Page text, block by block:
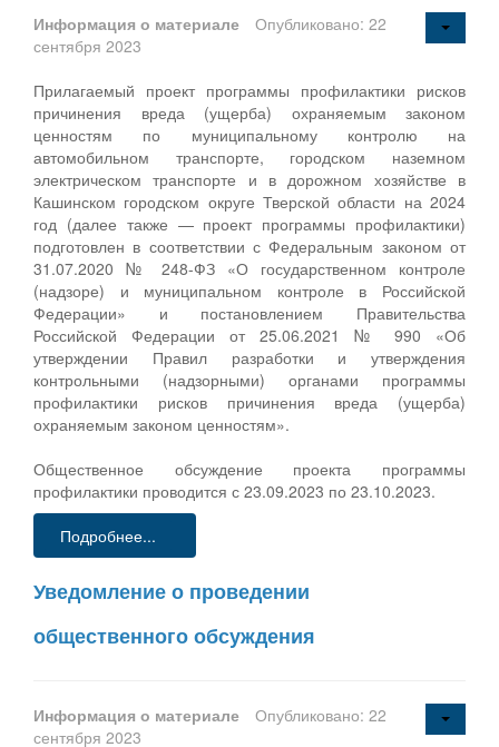
Информация о материале
Опубликовано: 22
сентября 2023
Прилагаемый проект программы профилактики рисков
причинения вреда (ущерба) охраняемым законом
ценностям по муниципальному контролю на
автомобильном транспорте, городском наземном
электрическом транспорте и в дорожном хозяйстве в
Кашинском городском округе Тверской области на 2024
год (далее также — проект программы профилактики)
подготовлен в соответствии с Федеральным законом от
31.07.2020 № 248-ФЗ «О государственном контроле
(надзоре) и муниципальном контроле в Российской
Федерации» и постановлением Правительства
Российской Федерации от 25.06.2021 № 990 «Об
утверждении Правил разработки и утверждения
контрольными (надзорными) органами программы
профилактики рисков причинения вреда (ущерба)
охраняемым законом ценностям».
Общественное обсуждение проекта программы
профилактики проводится с 23.09.2023 по 23.10.2023.
Подробнее...
Уведомление о проведении
общественного обсуждения
Информация о материале
Опубликовано: 22
сентября 2023